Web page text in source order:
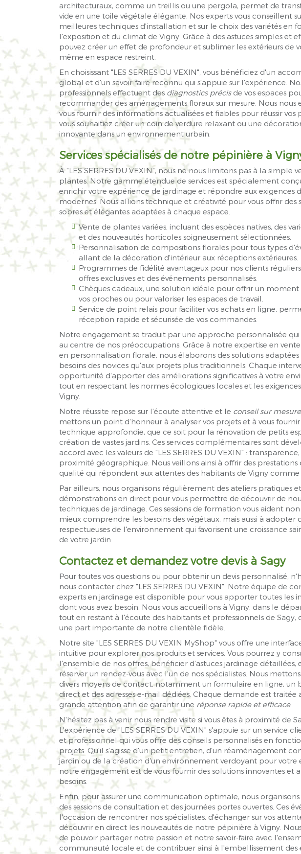
architecturaux, comme un treillis ou une pergola, permet de
vide en une toile végétale élégante. Nos experts vous conseillent
meilleures techniques d'installation et sur le choix des variétés en
l'exposition et du climat de Vigny. Grâce à des astuces simples et
pouvez créer un effet de profondeur et sublimer les extérieurs de
même en espace restreint.
En choisissant "LES SERRES DU VEXIN", vous bénéficiez d'un
global et d'un savoir-faire reconnu qui s'appuie sur l'expérience.
professionnels effectuent des diagnostics précisde vos espaces
recommander des aménagements floraux sur mesure. Nous nous
vous fournir des informations actualisées et fiables pour réussir vos
vous souhaitiez créer un coin de verdure relaxant ou une
innovante dans un environnement urbain.
Services spécialisés de notre pépinière à
À "LES SERRES DU VEXIN", nous ne nous limitons pas à la simple
plantes. Notre gamme étendue de services est spécialement
enrichir votre expérience de jardinage et répondre aux exigences
modernes. Nous allions technique et créativité pour vous offrir des
sobres et élégantes adaptées à chaque espace.
Vente de plantes variées, incluant des espèces natives, des
et des nouveautés horticoles soigneusement sélectionnées.
Personnalisation de compositions florales pour tous types
allant de la décoration d'intérieur aux réceptions extérieures.
Programmes de fidélité avantageux pour nos clients
offres exclusives et des événements personnalisés.
Chèques cadeaux, une solution idéale pour offrir un moment
vos proches ou pour valoriser les espaces de travail.
Service de point relais pour faciliter vos achats en ligne,
réception rapide et sécurisée de vos commandes.
Notre engagement se traduit par une approche personnalisée
au centre de nos préoccupations. Grâce à notre expertise en
en personnalisation florale, nous élaborons des solutions
besoins des novices qu'aux projets plus traditionnels. Chaque
opportunité d'apporter des améliorations significatives à votre
tout en respectant les normes écologiques locales et les
Vigny.
Notre réussite repose sur l'écoute attentive et le conseil sur mesure
mettons un point d'honneur à analyser vos projets et à vous fournir
technique approfondie, que ce soit pour la rénovation de petits
création de vastes jardins. Ces services complémentaires sont
accord avec les valeurs de "LES SERRES DU VEXIN" :
proximité géographique. Nous veillons ainsi à offrir des prestations
qualité qui répondent aux attentes des habitants de Vigny comme
Par ailleurs, nous organisons régulièrement des ateliers pratiques
démonstrations en direct pour vous permettre de découvrir de
techniques de jardinage. Ces sessions de formation vous aident
mieux comprendre les besoins des végétaux, mais aussi à adopter
respectueuses de l'environnement qui favorisent une croissance
de votre jardin.
Contactez et demandez votre devis à Sagy
Pour toutes vos questions ou pour obtenir un devis personnalisé,
nous contacter chez "LES SERRES DU VEXIN". Notre équipe de
experts en jardinage est disponible pour vous apporter toutes les
dont vous avez besoin. Nous vous accueillons à Vigny, dans le
tout en restant à l'écoute des habitants et professionnels de Sagy,
une part importante de notre clientèle fidèle.
Notre site "LES SERRES DU VEXIN MyShop" vous offre une
intuitive pour explorer nos produits et services. Vous pourrez y
l'ensemble de nos offres, bénéficier d'astuces jardinage détaillées,
réserver un rendez-vous avec l'un de nos spécialistes. Nous
divers moyens de contact, notamment un formulaire en ligne, un
direct et des adresses e-mail dédiées. Chaque demande est traitée
grande attention afin de garantir une réponse rapide et efficace.
N'hésitez pas à venir nous rendre visite si vous êtes à proximité de
L'expérience de "LES SERRES DU VEXIN" s'appuie sur un service
et professionnel qui vous offre des conseils personnalisés en
projets. Qu'il s'agisse d'un petit entretien, d'un réaménagement
jardin ou de la création d'un environnement verdoyant pour votre
notre engagement est de vous fournir des solutions innovantes et
besoins.
Enfin, pour assurer une communication optimale, nous
des sessions de consultation et des journées portes ouvertes. Ces
l'occasion de rencontrer nos spécialistes, d'échanger sur vos
découvrir en direct les nouveautés de notre pépinière à Vigny.
de pouvoir partager notre passion et notre savoir-faire avec
communauté locale et de contribuer ainsi à l'embellissement des